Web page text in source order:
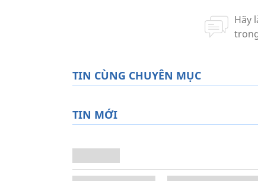
TIN CÙNG CHUYÊN MỤC
TIN MỚI